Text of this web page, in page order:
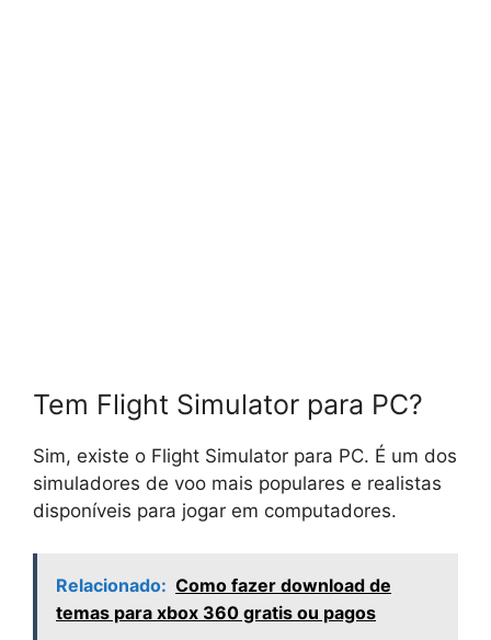
Tem Flight Simulator para PC?
Sim, existe o Flight Simulator para PC. É um dos
simuladores de voo mais populares e realistas
disponíveis para jogar em computadores.
Relacionado: Como fazer download de
temas para xbox 360 gratis ou pagos